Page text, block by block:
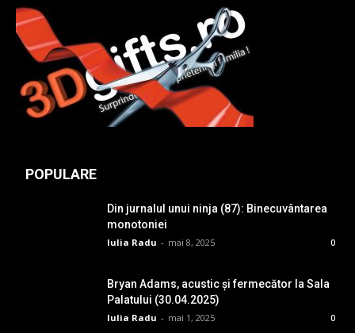
POPULARE
Din jurnalul unui ninja (87): Binecuvântarea
monotoniei
Iulia Radu - mai 8, 2025 0
Bryan Adams, acustic și fermecător la Sala
Palatului (30.04.2025)
Iulia Radu - mai 1, 2025 0